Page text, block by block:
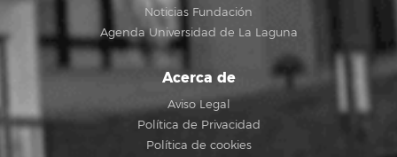
Noticias Fundación
Agenda Universidad de La Laguna
Acerca de
Aviso Legal
Política de Privacidad
Política de cookies